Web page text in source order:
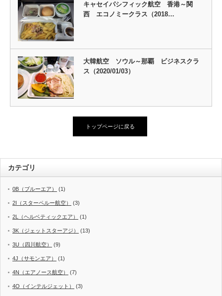
キャセイパシフィック航空 香港～関
西 エコノミークラス（2018…
大韓航空 ソウル～那覇 ビジネスクラ
ス（2020/01/03）
トップページに戻る
カテゴリ
0B（ブルーエア） (1)
2I（スターペルー航空） (3)
2L（ヘルベティックエア） (1)
3K（ジェットスターアジ） (13)
3U（四川航空） (9)
4J（サモンエア） (1)
4N（エアノース航空） (7)
4O（インテルジェット） (3)